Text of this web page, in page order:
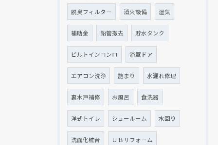
脱臭フィルター 消火設備 湿気
補助金 鉛管撤去 貯水タンク
ビルトインコンロ 浴室ドア
エアコン洗浄 詰まり 水漏れ修理
裏木戸補修 お風呂 食洗器
洋式トイレ ショールーム 水回り
洗面化粧台 ＵＢリフォーム